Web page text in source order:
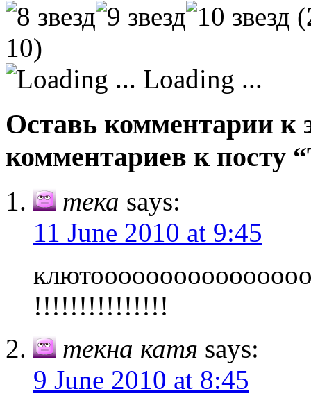
(
10)
Loading ...
Оставь комментарии к
комментариев к посту
тека says:
11 June 2010 at 9:45
!!!!!!!!!!!!!!!
текна катя says:
9 June 2010 at 8:45